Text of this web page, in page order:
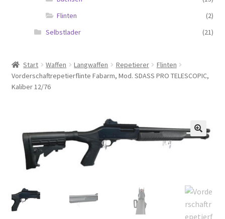
Flinten
(2)
Selbstlader
(21)
Start Waffen Langwaffen Repetierer
Flinten
Vorderschaftrepetierflinte Fabarm, Mod. SDASS PRO TELESCOPIC,
Kaliber 12/76
🔍